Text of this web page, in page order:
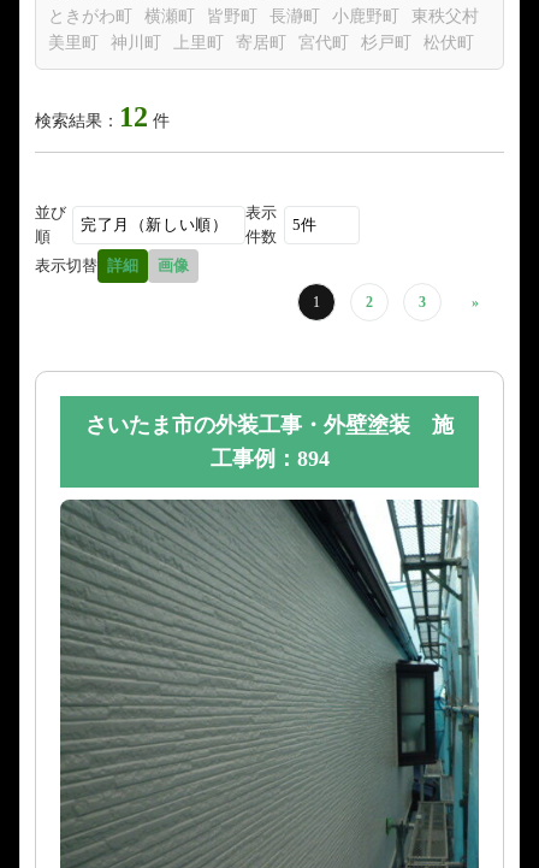
ときがわ町
横瀬町 皆野町 長瀞町 小鹿野町
東秩父村
美里町
神川町 上里町 寄居町 宮代町 杉戸町 松伏町
検索結果： 12 件
並び
順
表示
件数
表示切替 詳細 画像
1 2 3 »
さいたま市の外装工事・外壁塗装 施
工事例：894